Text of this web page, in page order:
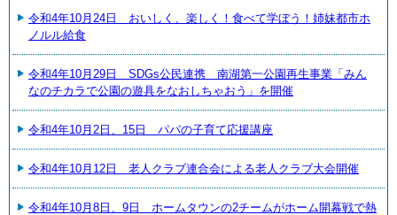
令和4年10月24日 おいしく、楽しく！食べて学ぼう！姉妹都市ホ
ノルル給食
令和4年10月29日 SDGs公民連携 南湖第一公園再生事業「みん
なのチカラで公園の遊具をなおしちゃおう」を開催
令和4年10月2日、15日 パパの子育て応援講座
令和4年10月12日 老人クラブ連合会による老人クラブ大会開催
令和4年10月8日、9日 ホームタウンの2チームがホーム開幕戦で熱